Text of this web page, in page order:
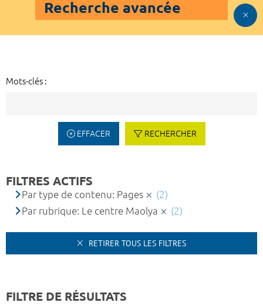
Recherche avancée
Mots-clés :
EFFACER RECHERCHER
FILTRES ACTIFS
Par type de contenu: Pages
(2)
Par rubrique: Le centre Maolya
(2)
RETIRER TOUS LES FILTRES
FILTRE DE RÉSULTATS